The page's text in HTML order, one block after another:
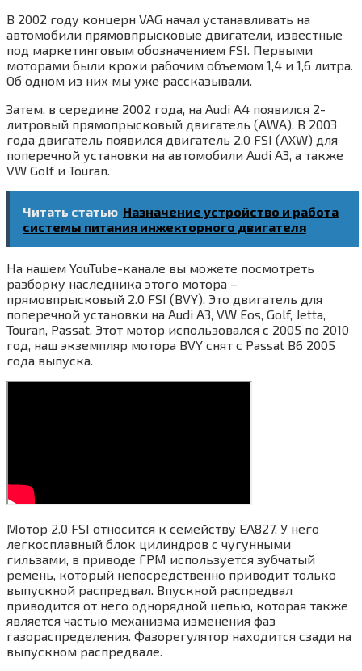
В 2002 году концерн VAG начал устанавливать на
автомобили прямовпрысковые двигатели, известные
под маркетинговым обозначением FSI. Первыми
моторами были крохи рабочим объемом 1,4 и 1,6 литра.
Об одном из них мы уже рассказывали.
Затем, в середине 2002 года, на Audi A4 появился 2-
литровый прямопрысковый двигатель (AWA). В 2003
года двигатель появился двигатель 2.0 FSI (AXW) для
поперечной установки на автомобили Audi A3, а также
VW Golf и Touran.
Читать статью Назначение устройство и работа
системы питания инжекторного двигателя
На нашем YouTube-канале вы можете посмотреть
разборку наследника этого мотора –
прямовпрысковый 2.0 FSI (BVY). Это двигатель для
поперечной установки на Audi A3, VW Eos, Golf, Jetta,
Touran, Passat. Этот мотор использовался с 2005 по 2010
год, наш экземпляр мотора BVY снят с Passat B6 2005
года выпуска.
Мотор 2.0 FSI относится к семейству EA827. У него
легкосплавный блок цилиндров с чугунными
гильзами, в приводе ГРМ используется зубчатый
ремень, который непосредственно приводит только
выпускной распредвал. Впускной распредвал
приводится от него однорядной цепью, которая также
является частью механизма изменения фаз
газораспределения. Фазорегулятор находится сзади на
выпускном распредвале.